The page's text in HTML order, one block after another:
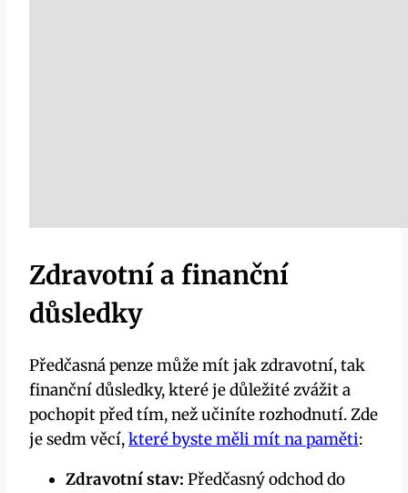
Zdravotní a finanční
důsledky
Předčasná penze může mít jak zdravotní, tak
finanční důsledky, které je důležité zvážit a
pochopit před tím, než učiníte rozhodnutí. Zde
je sedm věcí,které byste měli mít na paměti:
Zdravotní stav: Předčasný odchod do